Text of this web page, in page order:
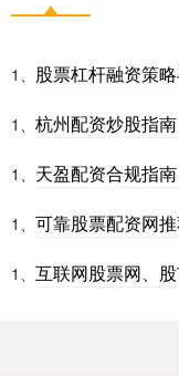
1、 股票杠杆融资策
1、 杭州配资炒股指
1、 天盈配资合规指
1、 可靠股票配资网
1、 互联网股票网、